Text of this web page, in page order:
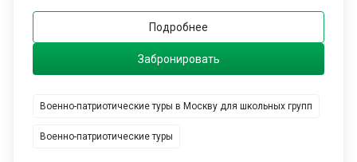
Подробнее
Забронировать
Военно-патриотические туры в Москву для школьных групп
Военно-патриотические туры